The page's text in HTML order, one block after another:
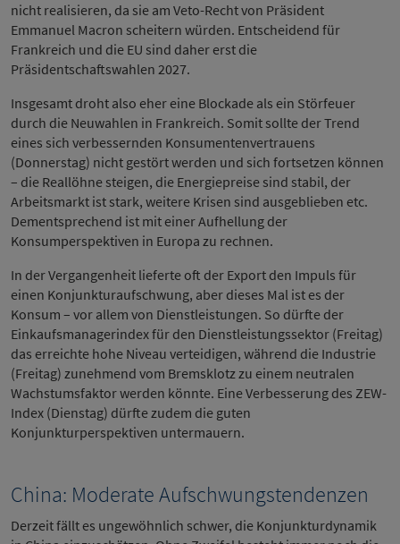
nicht realisieren, da sie am Veto-Recht von Präsident
Emmanuel Macron scheitern würden. Entscheidend für
Frankreich und die EU sind daher erst die
Präsidentschaftswahlen 2027.
Insgesamt droht also eher eine Blockade als ein Störfeuer
durch die Neuwahlen in Frankreich. Somit sollte der Trend
eines sich verbessernden Konsumentenvertrauens
(Donnerstag) nicht gestört werden und sich fortsetzen können
– die Reallöhne steigen, die Energiepreise sind stabil, der
Arbeitsmarkt ist stark, weitere Krisen sind ausgeblieben etc.
Dementsprechend ist mit einer Aufhellung der
Konsumperspektiven in Europa zu rechnen.
In der Vergangenheit lieferte oft der Export den Impuls für
einen Konjunkturaufschwung, aber dieses Mal ist es der
Konsum – vor allem von Dienstleistungen. So dürfte der
Einkaufsmanagerindex für den Dienstleistungssektor (Freitag)
das erreichte hohe Niveau verteidigen, während die Industrie
(Freitag) zunehmend vom Bremsklotz zu einem neutralen
Wachstumsfaktor werden könnte. Eine Verbesserung des ZEW-
Index (Dienstag) dürfte zudem die guten
Konjunkturperspektiven untermauern.
China: Moderate Aufschwungstendenzen
Derzeit fällt es ungewöhnlich schwer, die Konjunkturdynamik